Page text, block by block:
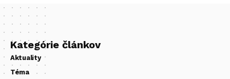
Kategórie článkov
Aktuality
Téma